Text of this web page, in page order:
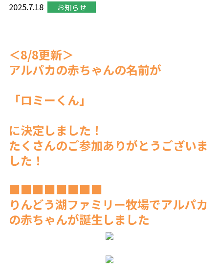
2025.7.18 お知らせ
＜8/8更新＞
アルパカの赤ちゃんの名前が
「ロミーくん」
に決定しました！
たくさんのご参加ありがとうございま
した！
■■■■■■■■
りんどう湖ファミリー牧場でアルパカ
の赤ちゃんが誕生しました